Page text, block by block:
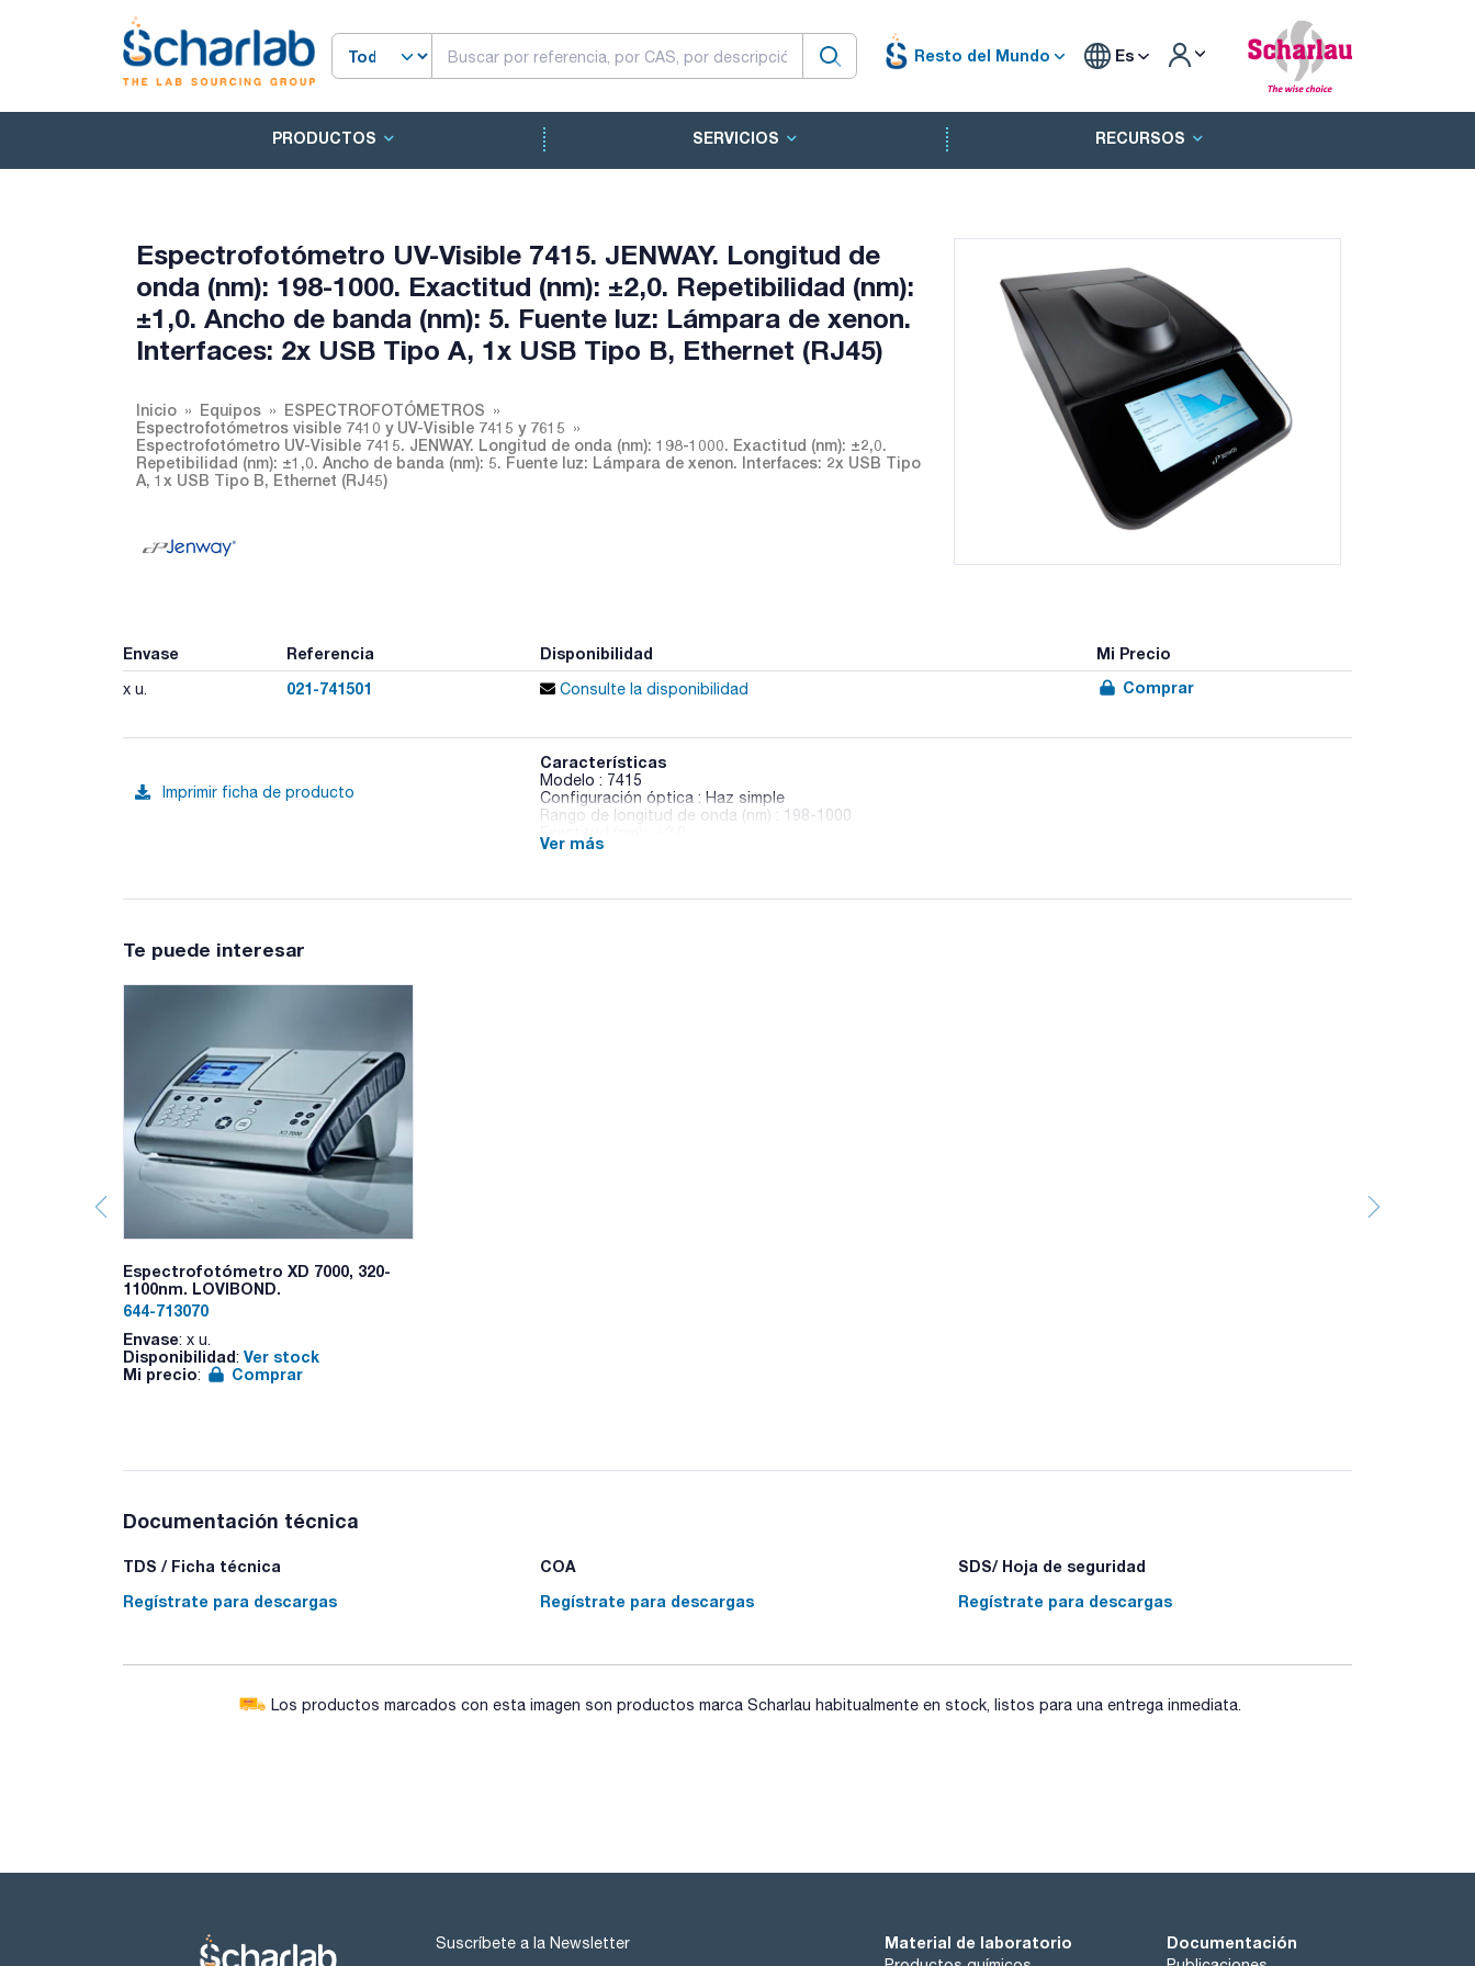
Resto del Mundo Es
PRODUCTOS SERVICIOS RECURSOS
Espectrofotómetro UV-Visible 7415. JENWAY. Longitud de
onda (nm): 198-1000. Exactitud (nm): ±2,0. Repetibilidad (nm):
±1,0. Ancho de banda (nm): 5. Fuente luz: Lámpara de xenon.
Interfaces: 2x USB Tipo A, 1x USB Tipo B, Ethernet (RJ45)
Inicio Equipos
ESPECTROFOTÓMETROS
Espectrofotómetros visible 7410 y UV-Visible 7415 y 7615
Espectrofotómetro UV-Visible 7415. JENWAY. Longitud de onda (nm): 198-1000. Exactitud (nm): ±2,0.
Repetibilidad (nm): ±1,0. Ancho de banda (nm): 5. Fuente luz: Lámpara de xenon. Interfaces: 2x USB Tipo
A, 1x USB Tipo B, Ethernet (RJ45)
Envase Referencia Disponibilidad Mi Precio
x u. 021-741501 Consulte la disponibilidad Comprar
Imprimir ficha de producto
Características
Modelo : 7415
Configuración óptica : Haz simple
Rango de longitud de onda (nm) : 198-1000
Repetibilidad (nm) : ±1,0
Interfaz : 2x USB Tipo A 1x USB Tipo B Ethernet (RJ45)
Ver más
Te puede interesar
Espectrofotómetro XD 7000, 320-
1100nm. LOVIBOND.
644-713070
Envase: x u.
Disponibilidad: Ver stock
Mi precio: Comprar
Documentación técnica
TDS / Ficha técnica
Regístrate para descargas
COA
Regístrate para descargas
SDS/ Hoja de seguridad
Regístrate para descargas
Los productos marcados con esta imagen son productos marca Scharlau habitualmente en stock, listos para una entrega inmediata.
Suscríbete a la Newsletter Material de laboratorio Documentación